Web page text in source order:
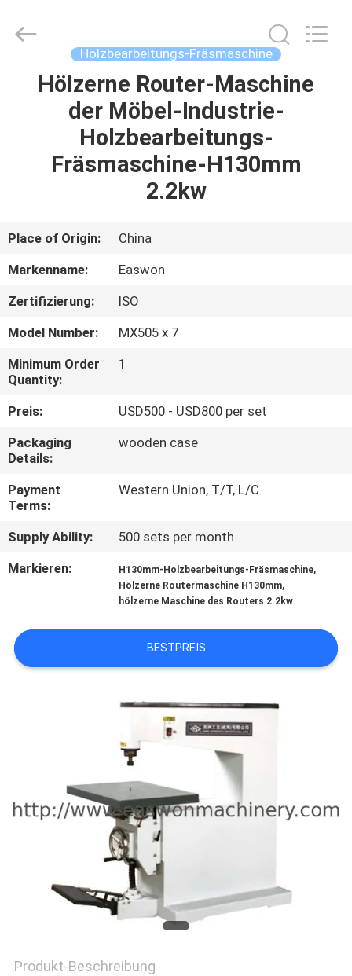
HAUS
PRODUKTE
FABRIK-
QUALITÄTSKONTROLLE
TRETEN
SIE
MIT
UNS
IN
NACHRICHTEN
SIE EIN
ZITAT
POLICY
Export
Holzbearbeitungs-Fräsmaschine
Hölzerne Router-Maschine
der Möbel-Industrie-
Holzbearbeitungs-
Fräsmaschine-H130mm
2.2kw
Place of Origin:
China
Markenname:
Easwon
Zertifizierung:
ISO
Model Number:
MX505 x 7
Minimum Order
Quantity:
1
Preis:
USD500 - USD800 per set
Packaging
Details:
wooden case
Payment
Terms:
Western Union, T/T, L/C
Supply Ability:
500 sets per month
Markieren:
H130mm-Holzbearbeitungs-Fräsmaschine,
Hölzerne Routermaschine H130mm,
hölzerne Maschine des Routers 2.2kw
BESTPREIS
Produkt-Beschreibung